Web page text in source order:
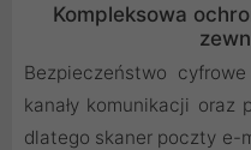
Kompleksowa
Bezpieczeństwo
kanały komunikacji oraz
dlatego skaner poczty e-